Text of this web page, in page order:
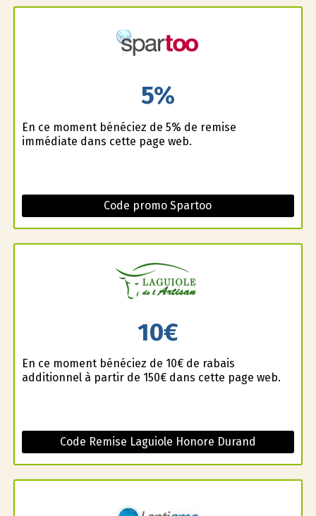
5%
En ce moment bénéficiez de 5% de remise
immédiate dans cette page web.
Code promo Spartoo
10€
En ce moment bénéficiez de 10€ de rabais
additionnel à partir de 150€ dans cette page web.
Code Remise Laguiole Honore Durand